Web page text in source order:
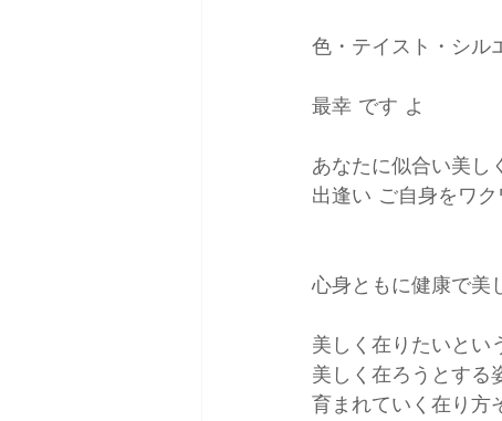
色・テイスト・シル
最幸 です よ
あなたに似合い美し
出逢い ご自身をワ
心身ともに健康で美
美しく在りたいとい
美しく在ろうとする
育まれていく在り方